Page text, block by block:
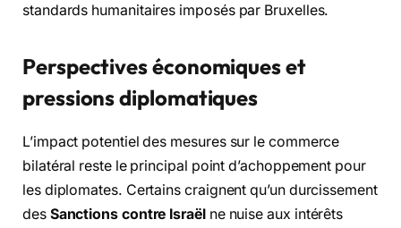
standards humanitaires imposés par Bruxelles.
Perspectives économiques et
pressions diplomatiques
L’impact potentiel des mesures sur le commerce
bilatéral reste le principal point d’achoppement pour
les diplomates. Certains craignent qu’un durcissement
des Sanctions contre Israëlne nuise aux intérêts